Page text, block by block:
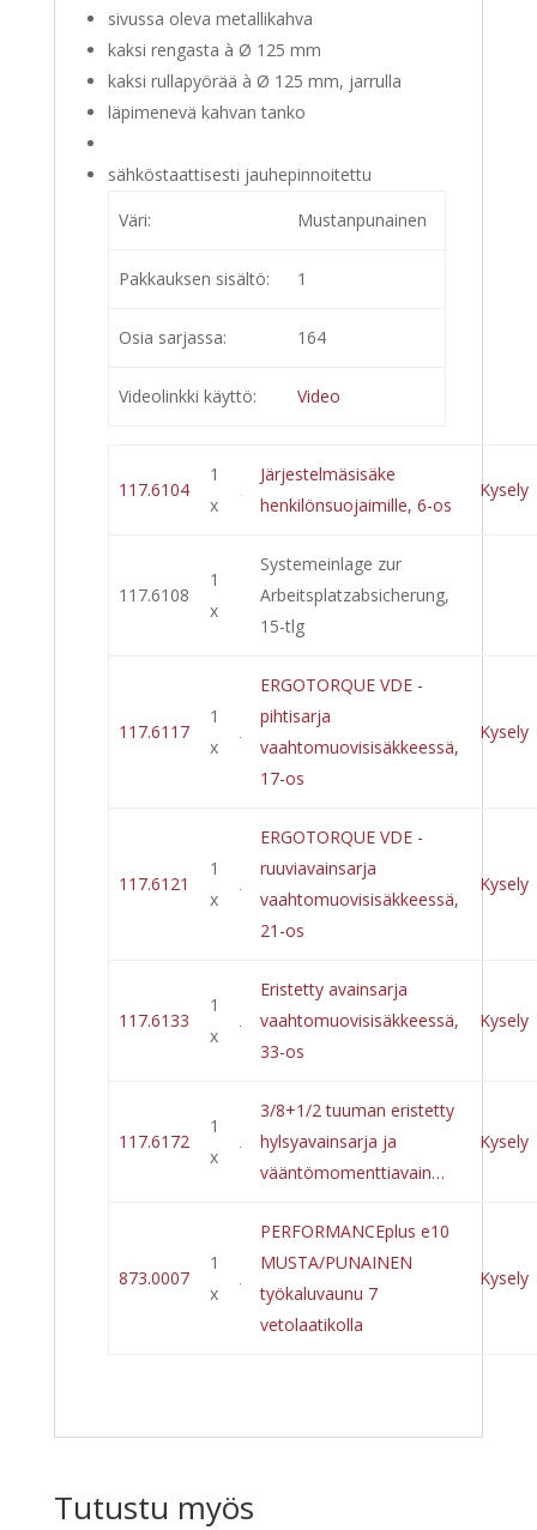
sivussa oleva metallikahva
kaksi rengasta à Ø 125 mm
kaksi rullapyörää à Ø 125 mm, jarrulla
läpimenevä kahvan tanko
sähköstaattisesti jauhepinnoitettu
Väri:
Mustanpunainen
Pakkauksen sisältö: 1
Osia sarjassa: 164
Videolinkki käyttö: Video
117.6104
1
x
Järjestelmäsisäke
henkilönsuojaimille, 6-os
Kysely
117.6108
1
x
Systemeinlage zur
Arbeitsplatzabsicherung,
15-tlg
117.6117
1
x
ERGOTORQUE VDE -
pihtisarja
vaahtomuovisisäkkeessä,
17-os
Kysely
117.6121
1
x
ERGOTORQUE VDE -
ruuviavainsarja
vaahtomuovisisäkkeessä,
21-os
Kysely
117.6133
1
x
Eristetty avainsarja
vaahtomuovisisäkkeessä,
33-os
Kysely
117.6172
1
x
3/8+1/2 tuuman eristetty
hylsyavainsarja ja
vääntömomenttiavain…
Kysely
873.0007
1
x
PERFORMANCEplus e10
MUSTA/PUNAINEN
työkaluvaunu 7
vetolaatikolla
Kysely
Tutustu myös